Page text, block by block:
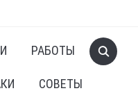
РАБОТЫ
СОВЕТЫ